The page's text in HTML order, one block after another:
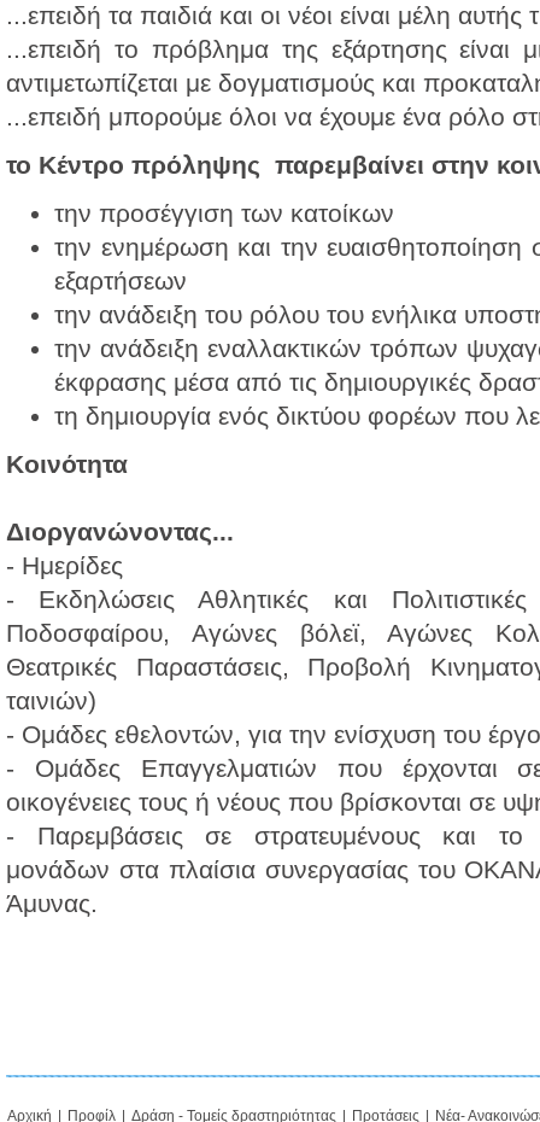
...επειδή τα παιδιά και οι νέοι είναι μέλη αυτής
...επειδή το πρόβλημα της εξάρτησης είναι
αντιμετωπίζεται με δογματισμούς και
...επειδή μπορούμε όλοι να έχουμε ένα ρόλο
το Κέντρο πρόληψης παρεμβαίνει στην
την προσέγγιση των κατοίκων
την ενημέρωση και την ευαισθητοποίηση
εξαρτήσεων
την ανάδειξη του ρόλου του ενήλικα
την ανάδειξη εναλλακτικών τρόπων
έκφρασης μέσα από τις δημιουργικές
τη δημιουργία ενός δικτύου φορέων που
Κοινότητα
Διοργανώνοντας...
- Ημερίδες
- Εκδηλώσεις Αθλητικές και
Ποδοσφαίρου, Αγώνες βόλεϊ, Αγώνες
Θεατρικές Παραστάσεις, Προβολή
ταινιών)
- Ομάδες εθελοντών, για την ενίσχυση του
- Ομάδες Επαγγελματιών που έρχονται
οικογένειες τους ή νέους που βρίσκονται σε
- Παρεμβάσεις σε στρατευμένους και το
μονάδων στα πλαίσια συνεργασίας του
Άμυνας.
Αρχική Προφίλ Δράση - Τομείς δραστηριότητας Προτάσεις Νέα-